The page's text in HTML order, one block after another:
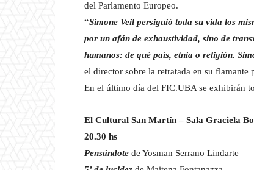
del Parlamento Europeo.
“Simone Veil persiguió toda su vida los
por un afán de exhaustividad, sino de
humanos: de qué país, etnia o religión.
el director sobre la retratada en su flamante
En el último día del FIC.UBA se exhibirán
El Cultural San Martín – Sala Graciela
20.30 hs
Pensándote de Yosman Serrano Lindarte